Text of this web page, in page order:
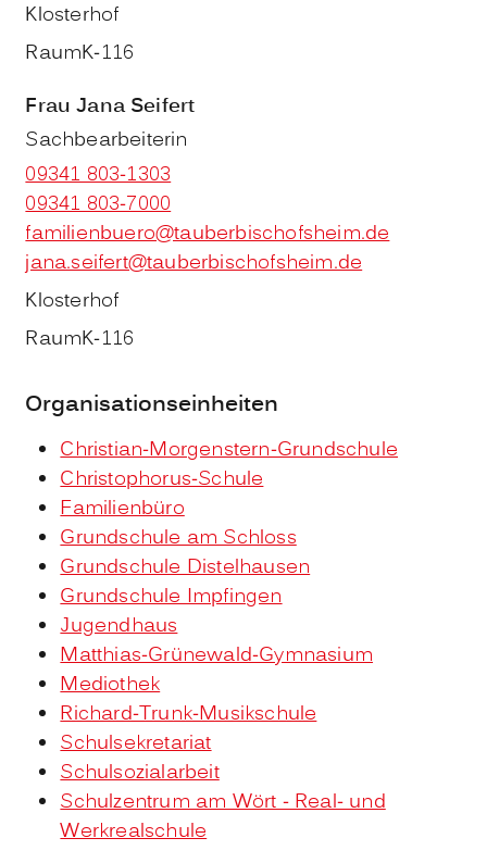
Klosterhof
RaumK-116
Frau Jana Seifert
Sachbearbeiterin
09341 803-1303
09341 803-7000
familienbuero@tauberbischofsheim.de
jana.seifert@tauberbischofsheim.de
Klosterhof
RaumK-116
Organisationseinheiten
Christian-Morgenstern-Grundschule
Christophorus-Schule
Familienbüro
Grundschule am Schloss
Grundschule Distelhausen
Grundschule Impfingen
Jugendhaus
Matthias-Grünewald-Gymnasium
Mediothek
Richard-Trunk-Musikschule
Schulsekretariat
Schulsozialarbeit
Schulzentrum am Wört - Real- und
Werkrealschule